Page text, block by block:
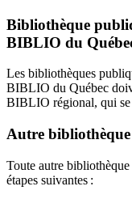
Bibliothèque
BIBLIO du
Les bibliothèques
BIBLIO du Québec
BIBLIO régional, qui se
Autre
Toute autre
étapes suivantes :